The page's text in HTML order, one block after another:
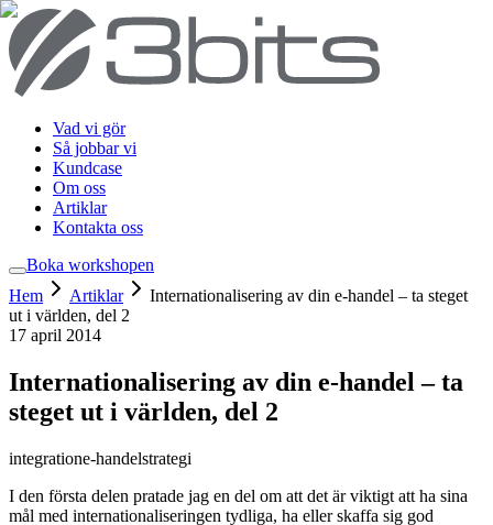
Vad vi gör
Så jobbar vi
Kundcase
Om oss
Artiklar
Kontakta oss
Boka workshopen
Hem
Artiklar
Internationalisering av din e-handel – ta steget
ut i världen, del 2
17 april 2014
Internationalisering av din e-handel – ta
steget ut i världen, del 2
integratione-handelstrategi
I den första delen pratade jag en del om att det är viktigt att ha sina
mål med internationaliseringen tydliga, ha eller skaffa sig god